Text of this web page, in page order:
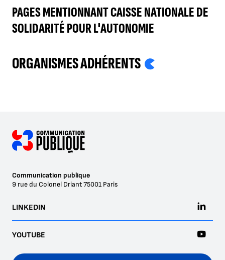
PAGES MENTIONNANT CAISSE NATIONALE DE
SOLIDARITÉ POUR L'AUTONOMIE
ORGANISMES ADHÉRENTS
Communication publique
9 rue du Colonel Driant75001 Paris
LINKEDIN
YOUTUBE